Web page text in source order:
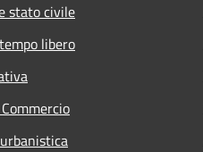
stato civile
libero